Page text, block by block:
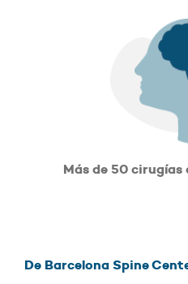
Más de 50 cirugías
De Barcelona Spine